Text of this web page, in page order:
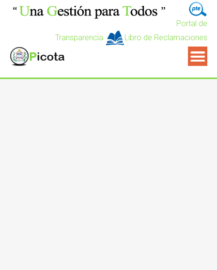
Portal de
Transparencia
Libro de Reclamaciones